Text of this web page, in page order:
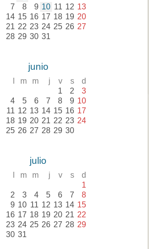
7 8 9 10 11 12 13
14 15 16 17 18 19 20
21 22 23 24 25 26 27
28 29 30 31
junio
m m j v s d
1 2 3
4 5 6 7 8 9 10
11 12 13 14 15 16 17
18 19 20 21 22 23 24
25 26 27 28 29 30
julio
m m j v s d
1
2 3 4 5 6 7 8
9 10 11 12 13 14 15
16 17 18 19 20 21 22
23 24 25 26 27 28 29
30 31